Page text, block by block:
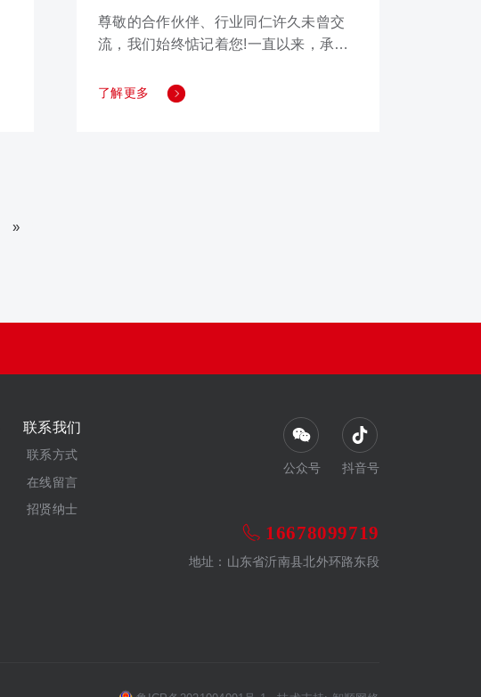
相约 CIOSH 2025
尊敬的合作伙伴、行业同仁许久未曾交
流，我们始终惦记着您!一直以来，承蒙
稳步前行。如今，一场劳保界的年度盛
了解更多
»
联系我们
联系方式
在线留言
招贤纳士
公众号 抖音号
16678099719
地址：山东省沂南县北外环路东段